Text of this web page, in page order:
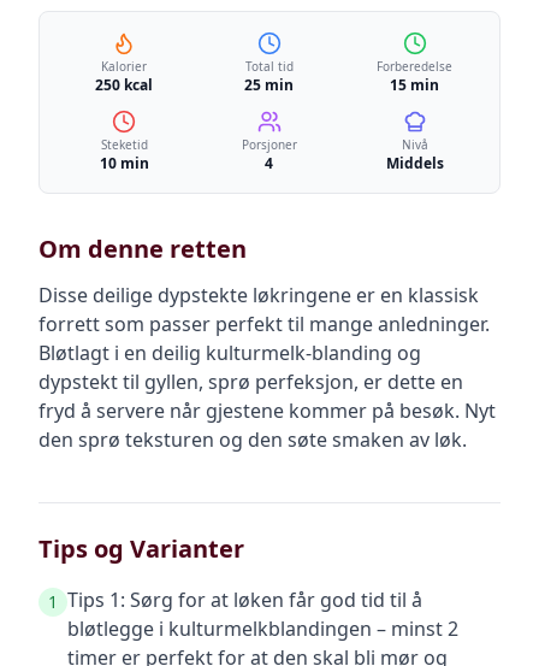
Kalorier
250 kcal
Total tid
25 min
Forberedelse
15 min
Steketid
10 min
Porsjoner
4
Nivå
Middels
Om denne retten
Disse deilige dypstekte løkringene er en klassisk
forrett som passer perfekt til mange anledninger.
Bløtlagt i en deilig kulturmelk-blanding og
dypstekt til gyllen, sprø perfeksjon, er dette en
fryd å servere når gjestene kommer på besøk. Nyt
den sprø teksturen og den søte smaken av løk.
Tips og Varianter
1 Tips 1: Sørg for at løken får god tid til å
bløtlegge i kulturmelkblandingen – minst 2
timer er perfekt for at den skal bli mør og